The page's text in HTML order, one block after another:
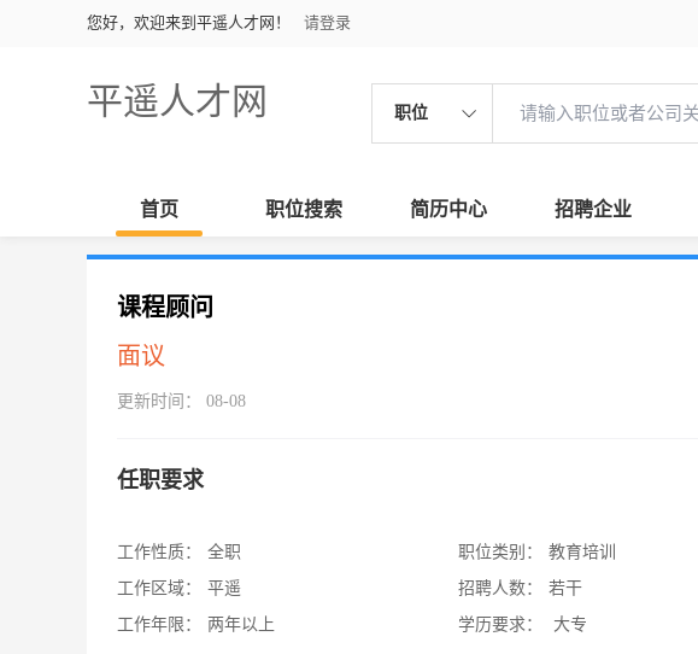
您好，欢迎来到平遥人才网！ 请登录
平遥人才网 职位
首页 职位搜索 简历中心 招聘企业
课程顾问
面议
更新时间： 08-08
任职要求
工作性质：
全职
工作区域：
平遥
工作年限：
两年以上
职位类别：
教育培训
招聘人数：
若干
学历要求：
大专